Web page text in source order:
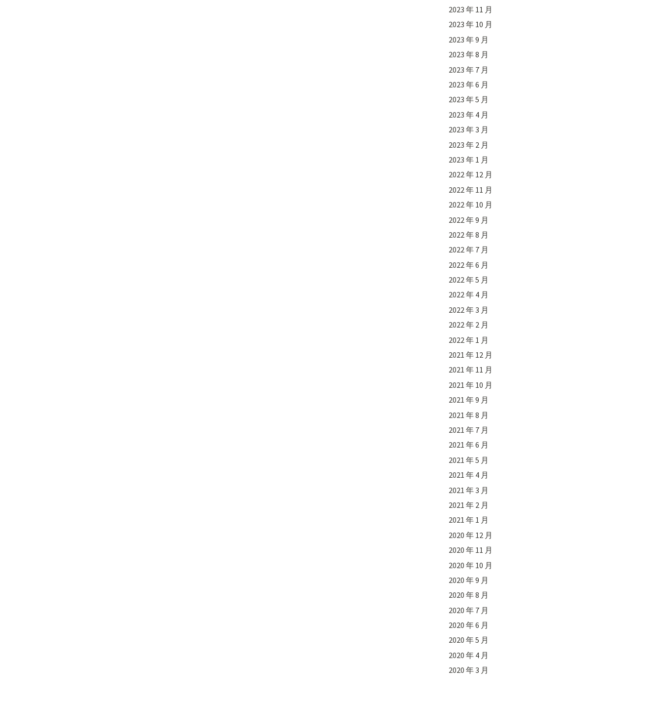
2023 年 11 月
2023 年 10 月
2023 年 9 月
2023 年 8 月
2023 年 7 月
2023 年 6 月
2023 年 5 月
2023 年 4 月
2023 年 3 月
2023 年 2 月
2023 年 1 月
2022 年 12 月
2022 年 11 月
2022 年 10 月
2022 年 9 月
2022 年 8 月
2022 年 7 月
2022 年 6 月
2022 年 5 月
2022 年 4 月
2022 年 3 月
2022 年 2 月
2022 年 1 月
2021 年 12 月
2021 年 11 月
2021 年 10 月
2021 年 9 月
2021 年 8 月
2021 年 7 月
2021 年 6 月
2021 年 5 月
2021 年 4 月
2021 年 3 月
2021 年 2 月
2021 年 1 月
2020 年 12 月
2020 年 11 月
2020 年 10 月
2020 年 9 月
2020 年 8 月
2020 年 7 月
2020 年 6 月
2020 年 5 月
2020 年 4 月
2020 年 3 月